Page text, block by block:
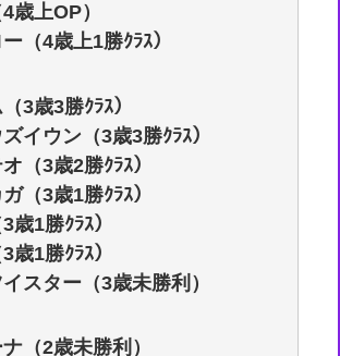
歳上OP）
（4歳上1勝ｸﾗｽ）
3歳3勝ｸﾗｽ）
イウン（3歳3勝ｸﾗｽ）
（3歳2勝ｸﾗｽ）
（3歳1勝ｸﾗｽ）
歳1勝ｸﾗｽ）
歳1勝ｸﾗｽ）
スター（3歳未勝利）
（2歳未勝利）